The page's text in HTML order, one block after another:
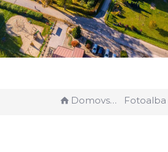
Domovská stránka Fotoalba